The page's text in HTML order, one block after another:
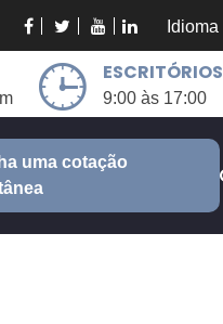
Idioma
ESCRITÓRIOS
9:00 às 17:00
uma cotação